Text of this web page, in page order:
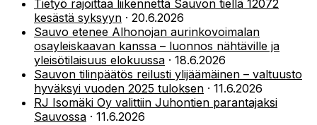
Tietyö rajoittaa liikennettä Sauvon tiellä 12072
kesästä syksyyn · 20.6.2026
Sauvo etenee Alhonojan aurinkovoimalan
osayleiskaavan kanssa – luonnos nähtäville ja
yleisötilaisuus elokuussa · 18.6.2026
Sauvon tilinpäätös reilusti ylijäämäinen – valtuusto
hyväksyi vuoden 2025 tuloksen · 11.6.2026
RJ Isomäki Oy valittiin Juhontien parantajaksi
Sauvossa · 11.6.2026